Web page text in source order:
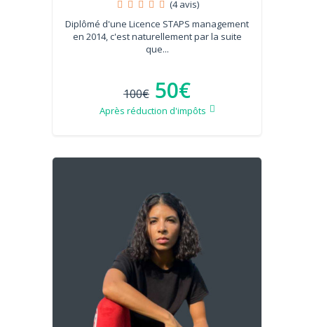
(4 avis)
Diplômé d'une Licence STAPS management
en 2014, c'est naturellement par la suite
que...
100€ 50€
Après réduction d'impôts